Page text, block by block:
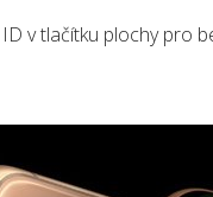
v tlačítku plochy pro